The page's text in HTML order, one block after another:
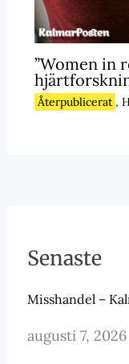
”Women in
Återpublicerat ,
Senaste
Misshandel –
augusti 7, 2026